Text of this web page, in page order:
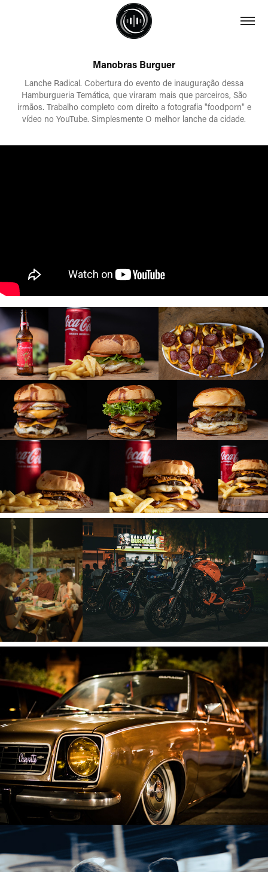
Manobras Burguer
Lanche Radical. Cobertura do evento de inauguração dessa
Hamburgueria Temática, que viraram mais que parceiros, São
irmãos. Trabalho completo com direito a fotografia "foodporn" e
vídeo no YouTube. Simplesmente O melhor lanche da cidade.